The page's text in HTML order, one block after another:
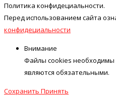
Политика конфидециальности.
Перед использованием сайта
конфидециальности
Внимание
Файлы cookies необходимы
являются обязательными.
Сохранить Принять